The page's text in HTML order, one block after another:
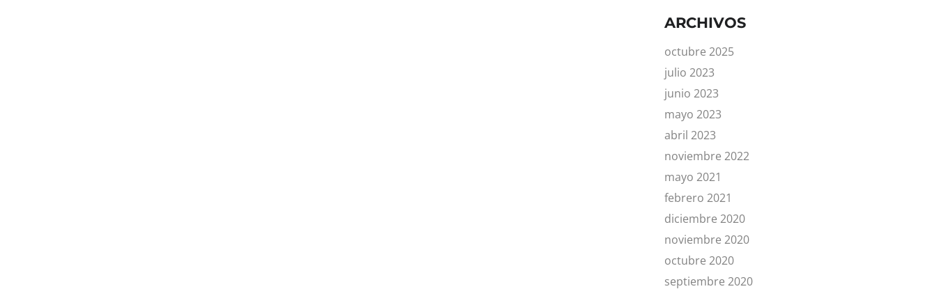
ARCHIVOS
octubre 2025
julio 2023
junio 2023
mayo 2023
abril 2023
noviembre 2022
mayo 2021
febrero 2021
diciembre 2020
noviembre 2020
octubre 2020
septiembre 2020